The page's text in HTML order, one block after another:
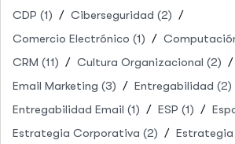
CDP (1) Ciberseguridad (2)
Comercio Electrónico (1)
CRM (11) Cultura Organizacional (2)
Email Marketing (3) Entregabilidad (2)
Entregabilidad Email (1) ESP (1)
Estrategia Corporativa (2) Estrategia